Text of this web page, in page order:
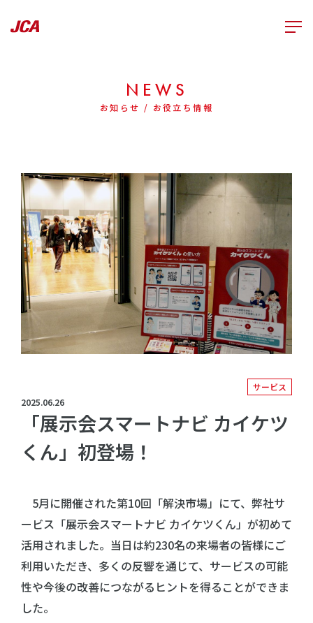
NEWS
お知らせ / お役立ち情報
サービス
2025.06.26
「展示会スマートナビ カイケツ
くん」初登場！
5月に開催された第10回「解決市場」にて、弊社サ
ービス「展示会スマートナビ カイケツくん」が初めて
活用されました。当日は約230名の来場者の皆様にご
利用いただき、多くの反響を通じて、サービスの可能
性や今後の改善につながるヒントを得ることができま
した。